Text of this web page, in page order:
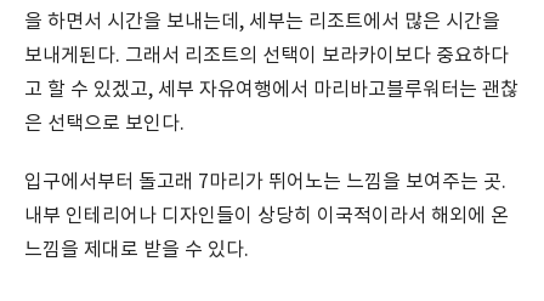
을 하면서 시간을 보내는데, 세부는 리조트에서 많은 시간을
보내게된다. 그래서 리조트의 선택이 보라카이보다 중요하다
고 할 수 있겠고, 세부 자유여행에서 마리바고블루워터는 괜찮
은 선택으로 보인다.
입구에서부터 돌고래 7마리가 뛰어노는 느낌을 보여주는 곳.
내부 인테리어나 디자인들이 상당히 이국적이라서 해외에 온
느낌을 제대로 받을 수 있다.